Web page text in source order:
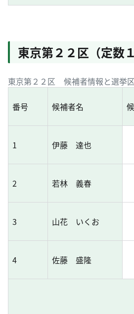
東京第２２区（定数１
東京第２２区 候補者情報と選挙
番号 候補者名
1 伊藤 達也
2 若林 義春
3 山花 いくお
4 佐藤 盛隆